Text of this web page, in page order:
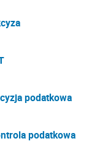
podatkowa
podatkowa